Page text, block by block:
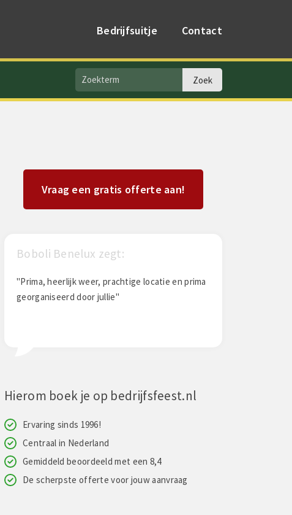
Bedrijfsuitje Contact
Vraag een gratis offerte aan!
Boboli Benelux zegt:
"Prima, heerlijk weer, prachtige locatie en prima
georganiseerd door jullie"
Hierom boek je op bedrijfsfeest.nl
Ervaring sinds 1996!
Centraal in Nederland
Gemiddeld beoordeeld met een 8,4
De scherpste offerte voor jouw aanvraag